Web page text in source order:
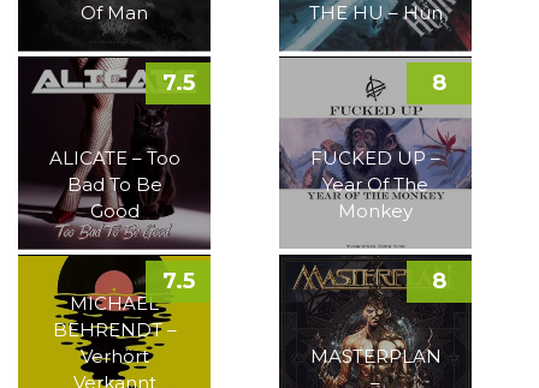
Of Man
THE HU – Hun
ALICATE – Too
Bad To Be
Good
7.5
FUCKED UP –
Year Of The
Monkey
8
MICHAEL
BEHRENDT –
Verhört
Verkannt
7.5
MASTERPLAN
–
8